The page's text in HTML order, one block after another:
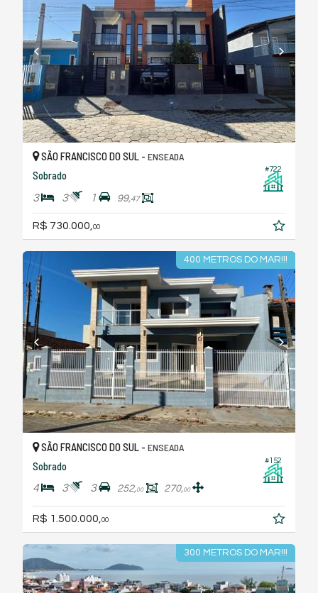
#722
SÃO FRANCISCO DO SUL - ENSEADA
Sobrado
3 3 1 99,47
R$ 730.000,00
400 METROS DO MAR!!!
#152
SÃO FRANCISCO DO SUL - ENSEADA
Sobrado
4 3 3 252,00 270,00
R$ 1.500.000, 00
300 METROS DO MAR!!!